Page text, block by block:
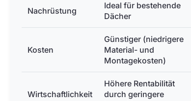
Nachrüstung
Ideal für bestehende
Dächer
Kosten
Günstiger (niedrigere
Material- und
Montagekosten)
Wirtschaftlichkeit
Höhere Rentabilität
durch geringere